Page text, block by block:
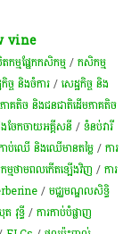
vine
ម្ម​ផ្នែក​កសិកម្ម​ /កសិកម្ម​
ច្ច និងចំការ /សេដ្ឋកិច្ច និង
ាគតិច និងជនជាតិដើមភាគតិច
ចែកចាយអគ្គីសនី /ទំនប់​វា​រី​
ាប់​ឈើ និង​ឈើ​មានតម្លៃ​ /ការ
មថាមពលកើតឡើងវិញ /ការ​
/មជ្ឈមណ្ឌលសិទ្ធិ
វុទ្ធី /ការ​កាប់​បំផ្លាញ